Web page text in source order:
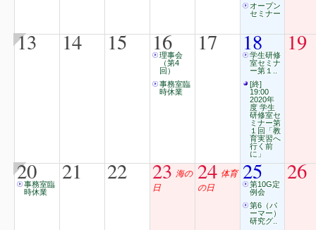
オープン
セミナー
13 14 15 16
理事会
（第4
回）
事務室臨
時休業
17 18
学生研修
室セミナ
ー第１..
[終]
19:00
2020年
度 学生
研修室セ
ミナー第
１回「教
育実習へ
行く前
に」
19
20
事務室臨
時休業
21 22 23 海の
日
24 体育
の日
25
第10G定
例会
第6（パ
ーマー）
研究グ..
26